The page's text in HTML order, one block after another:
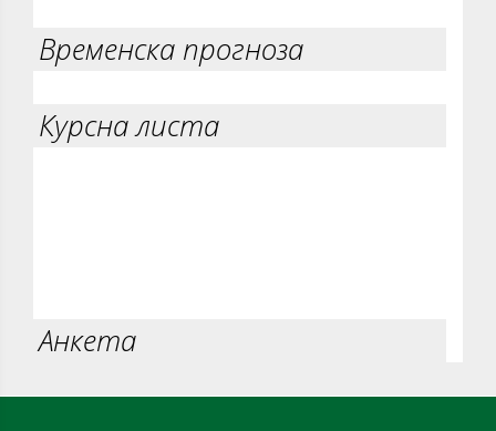
Временска прогноза
Курсна листа
Анкета